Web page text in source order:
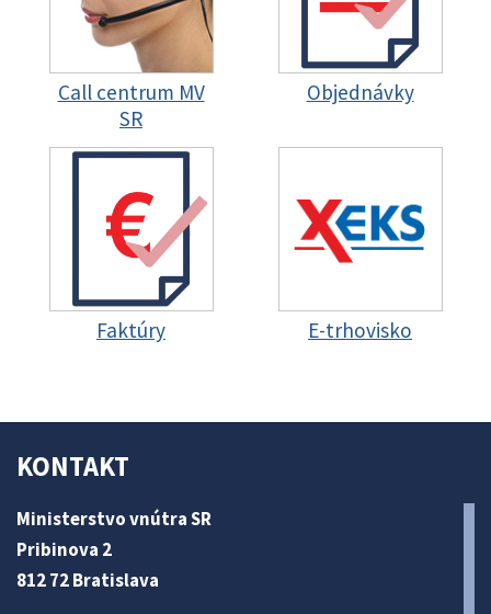
Call centrum MV
SR
Objednávky
Faktúry E-trhovisko
KONTAKT
Ministerstvo vnútra SR
Pribinova 2
812 72 Bratislava